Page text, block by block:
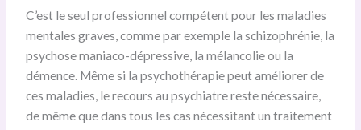
C’est le seul professionnel compétent pour les maladies
mentales graves, comme par exemple la schizophrénie, la
psychose maniaco-dépressive, la mélancolie ou la
démence. Même si la psychothérapie peut améliorer de
ces maladies, le recours au psychiatre reste nécessaire,
de même que dans tous les cas nécessitant un traitement